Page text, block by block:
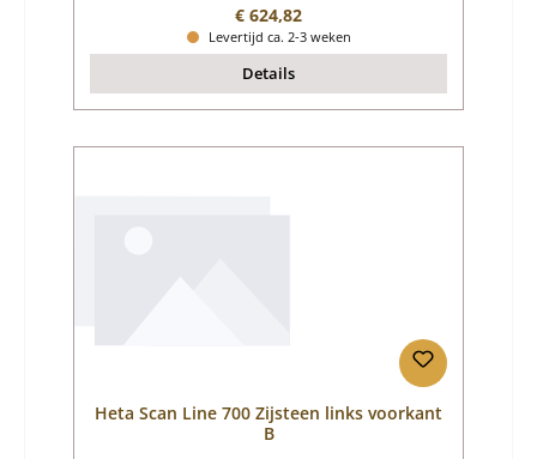
Normale prijs:
€ 624,82
Levertijd ca. 2-3 weken
Details
Heta Scan Line 700 Zijsteen links voorkant
B